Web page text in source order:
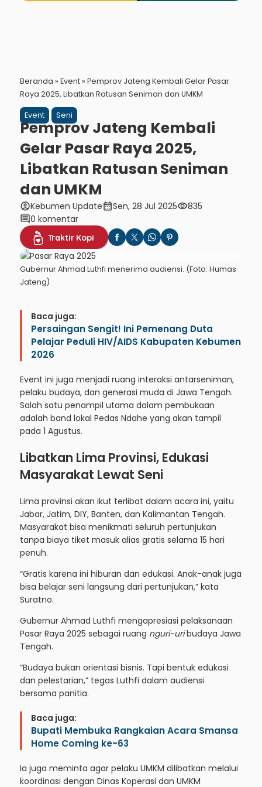
Beranda » Event» Pemprov Jateng Kembali Gelar Pasar
Raya 2025, Libatkan Ratusan Seniman dan UMKM
Event Seni
Pemprov Jateng Kembali
Gelar Pasar Raya 2025,
Libatkan Ratusan Seniman
dan UMKM
account_circleKebumen Updatecalendar_monthSen, 28 Jul 2025visibility835
comment0 komentar
Traktir Kopi
Gubernur Ahmad Luthfi menerima audiensi. (Foto: Humas
Jateng)
Baca juga:
Persaingan Sengit! Ini Pemenang Duta
Pelajar Peduli HIV/AIDS Kabupaten Kebumen
2026
Event ini juga menjadi ruang interaksi antarseniman,
pelaku budaya, dan generasi muda di Jawa Tengah.
Salah satu penampil utama dalam pembukaan
adalah band lokal Pedas Ndahe yang akan tampil
pada 1 Agustus.
Libatkan Lima Provinsi, Edukasi
Masyarakat Lewat Seni
Lima provinsi akan ikut terlibat dalam acara ini, yaitu
Jabar, Jatim, DIY, Banten, dan Kalimantan Tengah.
Masyarakat bisa menikmati seluruh pertunjukan
tanpa biaya tiket masuk alias gratis selama 15 hari
penuh.
“Gratis karena ini hiburan dan edukasi. Anak-anak juga
bisa belajar seni langsung dari pertunjukan,” kata
Suratno.
Gubernur Ahmad Luthfi mengapresiasi pelaksanaan
Pasar Raya 2025 sebagai ruang nguri-uribudaya Jawa
Tengah.
“Budaya bukan orientasi bisnis. Tapi bentuk edukasi
dan pelestarian,” tegas Luthfi dalam audiensi
bersama panitia.
Baca juga:
Bupati Membuka Rangkaian Acara Smansa
Home Coming ke-63
Ia juga meminta agar pelaku UMKM dilibatkan melalui
koordinasi dengan Dinas Koperasi dan UMKM